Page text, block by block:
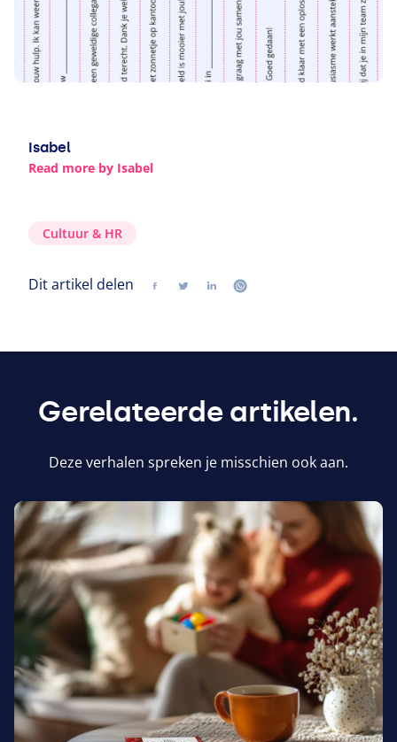
Isabel
Read more by Isabel
Cultuur & HR
Dit artikel delen
DelenVolg ons op twitter
Volg ons op linkedin
Volg ons op whatsapp
Gerelateerde artikelen.
Deze verhalen spreken je misschien ook aan.